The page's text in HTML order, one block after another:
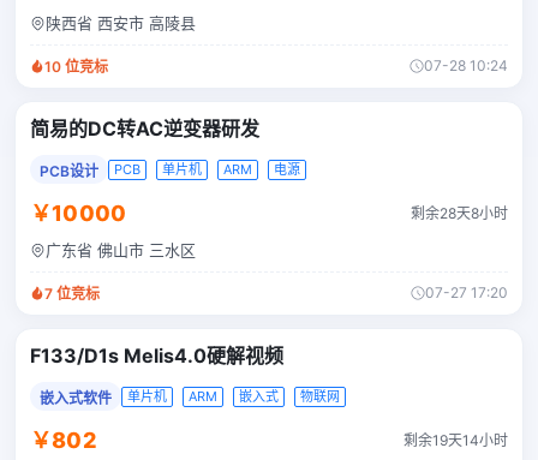
陕西省 西安市 高陵县
10 位竞标 07-28 10:24
简易的DC转AC逆变器研发
PCB设计 PCB 单片机 ARM 电源
￥10000 剩余28天8小时
广东省 佛山市 三水区
7 位竞标 07-27 17:20
F133/D1s Melis4.0硬解视频
嵌入式软件 单片机 ARM 嵌入式 物联网
￥802 剩余19天14小时